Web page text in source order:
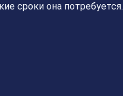
сроки она потребуется.